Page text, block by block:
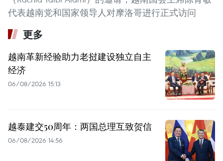
代表越南党和国家领导人对摩洛哥进行正式访问
更多
越南革新经验助力老挝建设独立自主
经济
06/08/2026 15:13
越泰建交50周年：两国总理互致贺信
06/08/2026 14:56